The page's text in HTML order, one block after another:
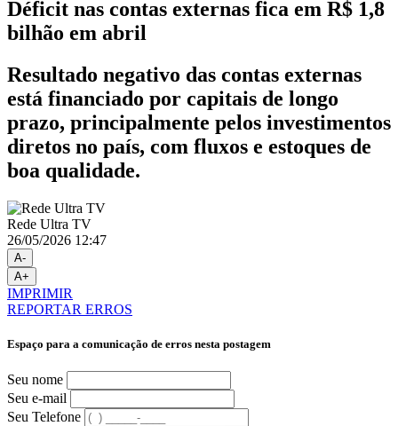
Déficit nas contas externas fica em R$ 1,8
bilhão em abril
Resultado negativo das contas externas
está financiado por capitais de longo
prazo, principalmente pelos investimentos
diretos no país, com fluxos e estoques de
boa qualidade.
Rede Ultra TV
26/05/2026 12:47
A-
A+
IMPRIMIR
REPORTAR ERROS
Espaço para a comunicação de erros nesta postagem
Seu nome
Seu e-mail
Seu Telefone